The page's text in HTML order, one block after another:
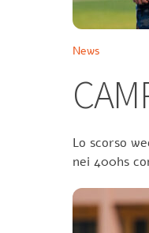
News
Lo scorso
nei 400hs